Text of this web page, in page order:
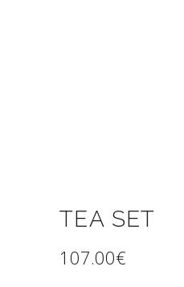
TEA SET
107.00€